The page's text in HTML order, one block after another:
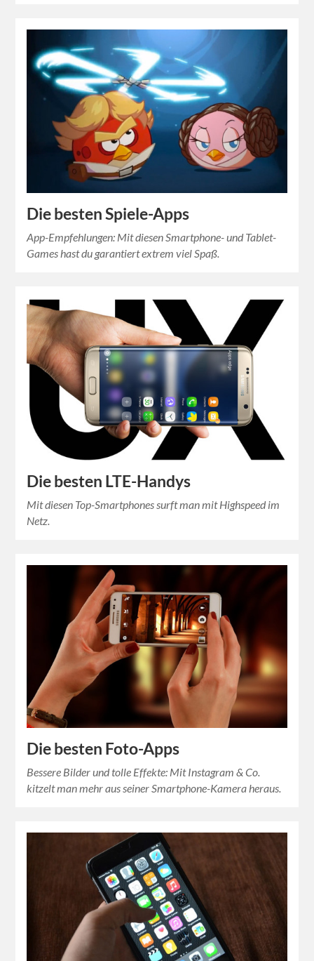
Die besten Spiele-Apps
App-Empfehlungen: Mit diesen Smartphone- und Tablet-
Games hast du garantiert extrem viel Spaß.
Die besten LTE-Handys
Mit diesen Top-Smartphones surft man mit Highspeed im
Netz.
Die besten Foto-Apps
Bessere Bilder und tolle Effekte: Mit Instagram & Co.
kitzelt man mehr aus seiner Smartphone-Kamera heraus.